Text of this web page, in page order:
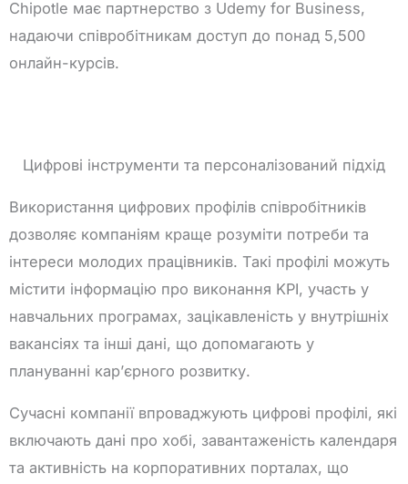
Chipotle має партнерство з Udemy for Business,
надаючи співробітникам доступ до понад 5,500
онлайн-курсів.
Цифрові інструменти та персоналізований підхід
Використання цифрових профілів співробітників
дозволяє компаніям краще розуміти потреби та
інтереси молодих працівників. Такі профілі можуть
містити інформацію про виконання KPI, участь у
навчальних програмах, зацікавленість у внутрішніх
вакансіях та інші дані, що допомагають у
плануванні кар’єрного розвитку.
Сучасні компанії впроваджують цифрові профілі, які
включають дані про хобі, завантаженість календаря
та активність на корпоративних порталах, що